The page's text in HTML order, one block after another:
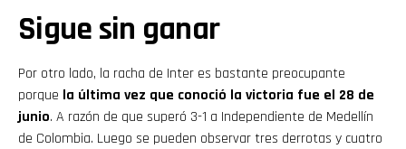
Sigue sin ganar
Por otro lado, la racha de Inter es bastante preocupante
porque la última vez que conoció la victoria fue el 28 de
junio. A razón de que superó 3-1 a Independiente de Medellín
de Colombia. Luego se pueden observar tres derrotas y cuatro